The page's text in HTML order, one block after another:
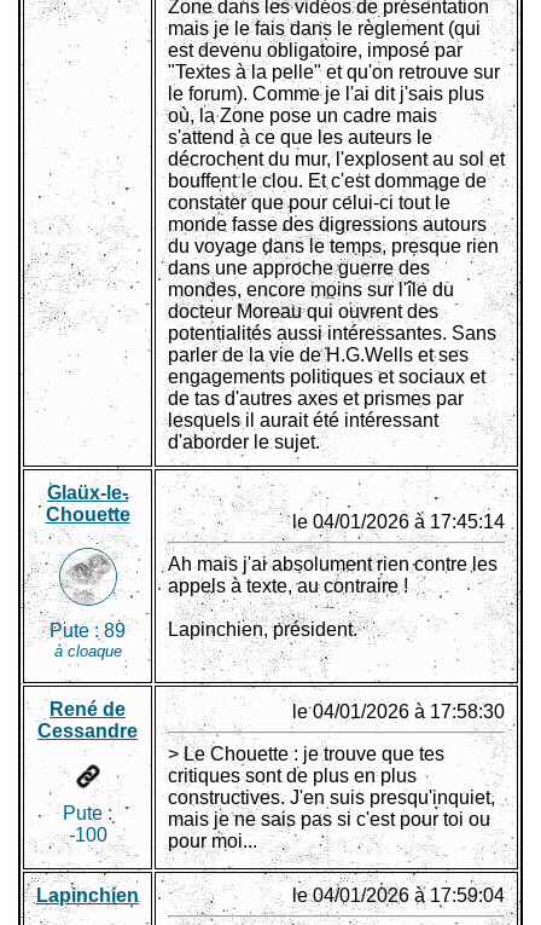
Zone dans les vidéos de présentation
mais je le fais dans le règlement (qui
est devenu obligatoire, imposé par
"Textes à la pelle" et qu'on retrouve sur
le forum). Comme je l'ai dit j'sais plus
où, la Zone pose un cadre mais
s'attend à ce que les auteurs le
décrochent du mur, l'explosent au sol et
bouffent le clou. Et c'est dommage de
constater que pour celui-ci tout le
monde fasse des digressions autours
du voyage dans le temps, presque rien
dans une approche guerre des
mondes, encore moins sur l'île du
docteur Moreau qui ouvrent des
potentialités aussi intéressantes. Sans
parler de la vie de H.G.Wells et ses
engagements politiques et sociaux et
de tas d'autres axes et prismes par
lesquels il aurait été intéressant
d'aborder le sujet.
Glaüx-le-
Chouette
Pute :89
à cloaque
le 04/01/2026 à 17:45:14
Ah mais j'ai absolument rien contre les
appels à texte, au contraire !
Lapinchien, président.
René de
Cessandre
Pute :
-100
le 04/01/2026 à 17:58:30
> Le Chouette : je trouve que tes
critiques sont de plus en plus
constructives. J'en suis presqu'inquiet,
mais je ne sais pas si c'est pour toi ou
pour moi...
Lapinchien le 04/01/2026 à 17:59:04